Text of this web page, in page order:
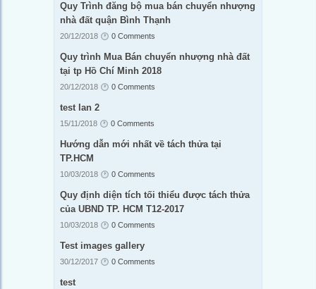
Quy Trình đăng bộ mua bán chuyển nhượng
nhà đất quận Bình Thạnh
20/12/2018 0 Comments
Quy trình Mua Bán chuyển nhượng nhà đất
tại tp Hồ Chí Minh 2018
20/12/2018 0 Comments
test lan 2
15/11/2018 0 Comments
Hướng dẫn mới nhất về tách thửa tại
TP.HCM
10/03/2018 0 Comments
Quy định diện tích tối thiểu được tách thửa
của UBND TP. HCM T12-2017
10/03/2018 0 Comments
Test images gallery
30/12/2017 0 Comments
test